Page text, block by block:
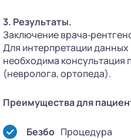
3. Результаты.
Заключение
Для интерпретации данных
необходима консультация
(невролога, ортопеда).
Преимущества для
Безбо Процедура